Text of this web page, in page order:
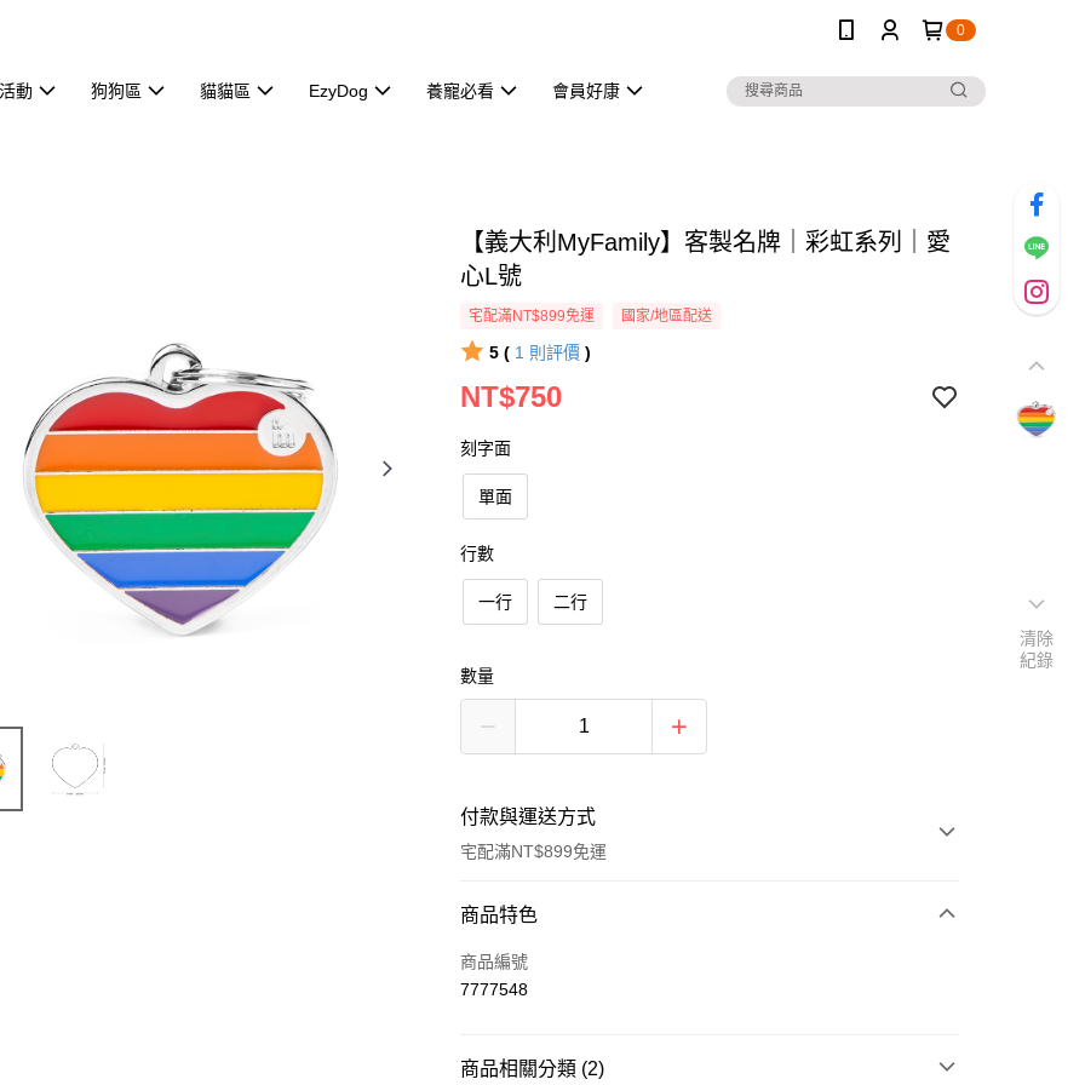
0
動 狗狗區 貓貓區 EzyDog 養寵必看 會員好康
【義大利MyFamily】客製名牌｜彩虹系列｜愛
心L號
宅配滿NT$899免運 國家/地區配送
5 ( 1 則評價 )
NT$750
刻字面
單面
行數
一行 二行
數量
付款與運送方式
宅配滿NT$899免運
付款方式
信用卡一次付款
商品特色
商品編號
7777548
商品相關分類 (2)
清除
紀錄